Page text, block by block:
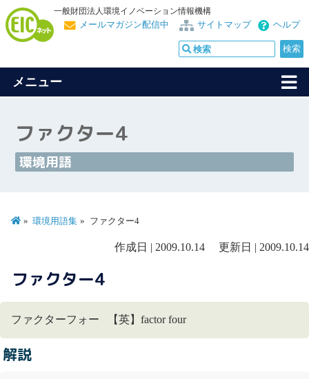
一般財団法人環境イノベーション情報機構
ヘルプ
サイトマップ
メールマガジン配信中
メニュー
ファクター4
環境用語
環境用語集 ファクター4
作成日 | 2009.10.14 更新日 | 2009.10.14
ファクター4
ファクターフォー 【英】factor four
解説